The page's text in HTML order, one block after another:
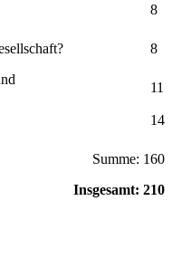
8
8
11
14
Summe: 160
Insgesamt: 210